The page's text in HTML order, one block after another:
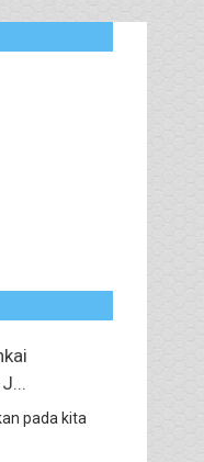
pada kita